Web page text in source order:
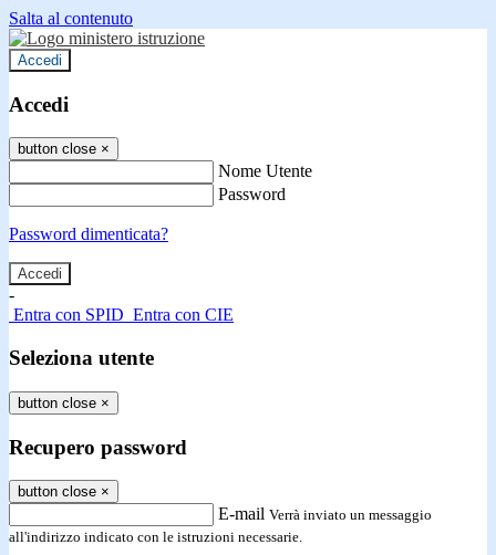
Salta al contenuto
Accedi
Accedi
button close ×
Nome Utente
Password
Password dimenticata?
-
Entra con SPID Entra con CIE
Seleziona utente
button close ×
Recupero password
button close ×
E-mail Verrà inviato un messaggio
all'indirizzo indicato con le istruzioni necessarie.